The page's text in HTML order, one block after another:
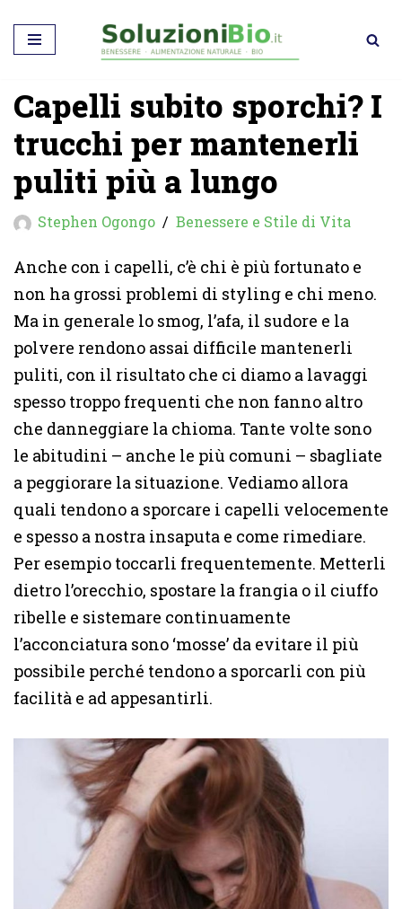
Vai
contenuto
Capelli subito sporchi? I
trucchi per mantenerli
puliti più a lungo
Stephen Ogongo Benessere e Stile di Vita
Anche con i capelli, c’è chi è più fortunato e
non ha grossi problemi di styling e chi meno.
Ma in generale lo smog, l’afa, il sudore e la
polvere rendono assai difficile mantenerli
puliti, con il risultato che ci diamo a lavaggi
spesso troppo frequenti che non fanno altro
che danneggiare la chioma. Tante volte sono
le abitudini – anche le più comuni – sbagliate
a peggiorare la situazione. Vediamo allora
quali tendono a sporcare i capelli velocemente
e spesso a nostra insaputa e come rimediare.
Per esempio toccarli frequentemente. Metterli
dietro l’orecchio, spostare la frangia o il ciuffo
ribelle e sistemare continuamente
l’acconciatura sono ‘mosse’ da evitare il più
possibile perché tendono a sporcarli con più
facilità e ad appesantirli.